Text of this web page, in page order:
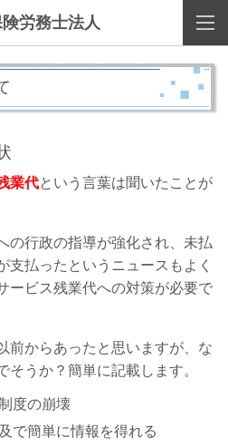
労務士法人
業代という言葉は聞いたことが
の行政の指導が強化され、未払
支払ったというニュースもよく
ービス残業代への対策が必要で
前からあったと思いますが、な
うか？簡単に記載します。
度の崩壊
で簡単に情報を得れる